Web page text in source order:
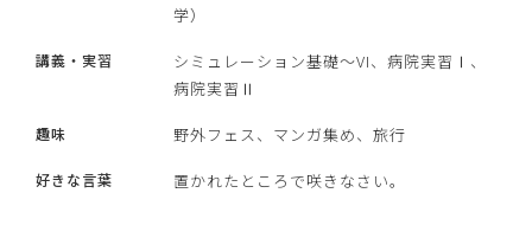
学）
講義・実習
シミュレーション基礎～VI、病院実習Ⅰ、
病院実習Ⅱ
趣味 野外フェス、マンガ集め、旅行
好きな言葉 置かれたところで咲きなさい。